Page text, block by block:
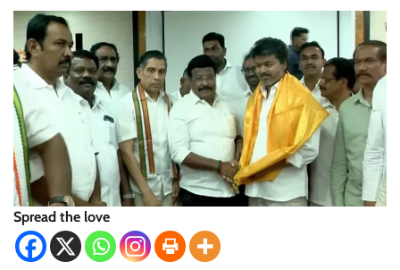
Spread the love